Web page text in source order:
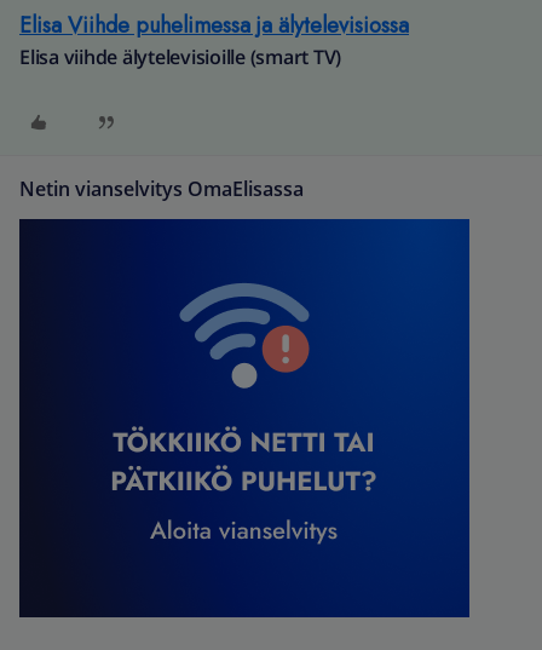
Elisa Viihde puhelimessa ja älytelevisiossa
Elisa viihde älytelevisioille (smart TV)
Netin vianselvitys OmaElisassa